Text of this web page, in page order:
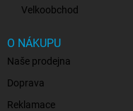
Velkoobchod
O NÁKUPU
Naše prodejna
Doprava
Reklamace